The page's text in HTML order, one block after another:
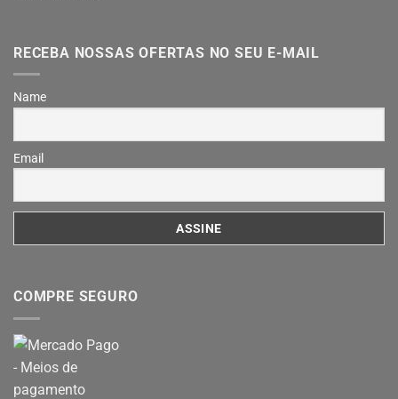
RECEBA NOSSAS OFERTAS NO SEU E-MAIL
Name
Email
COMPRE SEGURO